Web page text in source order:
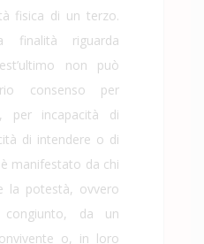
fisica di un terzo.
finalità riguarda
non può
consenso per
per incapacità di
di intendere o di
manifestato da chi
la potestà, ovvero
da un
o, in loro